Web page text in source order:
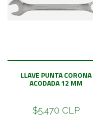
LLAVE PUNTA CORONA
ACODADA 12 MM
$5.470 CLP